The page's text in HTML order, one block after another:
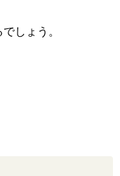
しょう。